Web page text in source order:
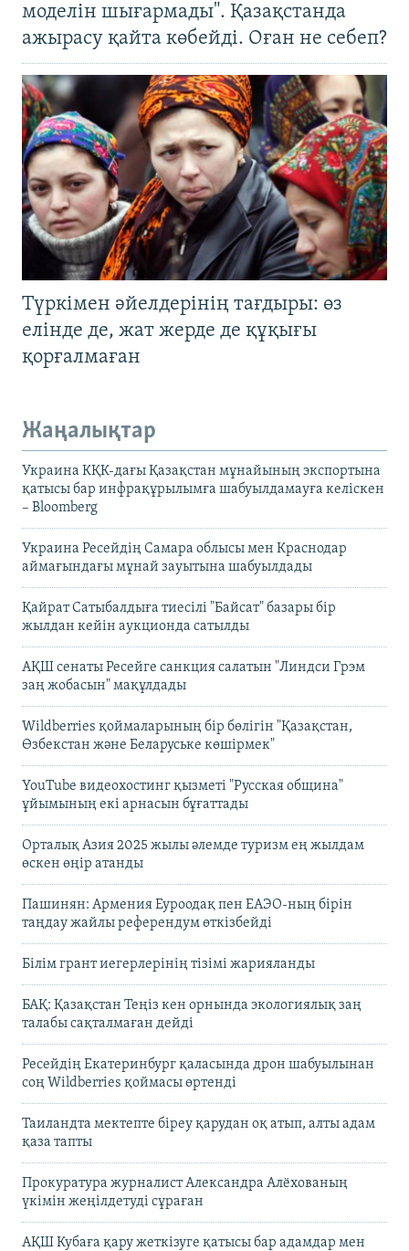
моделін шығармады". Қазақстанда
ажырасу қайта көбейді. Оған не себеп?
Түркімен әйелдерінің тағдыры: өз
елінде де, жат жерде де құқығы
қорғалмаған
Жаңалықтар
Украина КҚК-дағы Қазақстан мұнайының экспортына
қатысы бар инфрақұрылымға шабуылдамауға келіскен
– Bloomberg
Украина Ресейдің Самара облысы мен Краснодар
аймағындағы мұнай зауытына шабуылдады
Қайрат Сатыбалдыға тиесілі "Байсат" базары бір
жылдан кейін аукционда сатылды
АҚШ сенаты Ресейге санкция салатын "Линдси Грэм
заң жобасын" мақұлдады
Wildberries қоймаларының бір бөлігін "Қазақстан,
Өзбекстан және Беларуське көшірмек"
YouTube видеохостинг қызметі "Русская община"
ұйымының екі арнасын бұғаттады
Орталық Азия 2025 жылы әлемде туризм ең жылдам
өскен өңір атанды
Пашинян: Армения Еуроодақ пен ЕАЭО-ның бірін
таңдау жайлы референдум өткізбейді
Білім грант иегерлерінің тізімі жарияланды
БАҚ: Қазақстан Теңіз кен орнында экологиялық заң
талабы сақталмаған дейді
Ресейдің Екатеринбург қаласында дрон шабуылынан
соң Wildberries қоймасы өртенді
Таиландта мектепте біреу қарудан оқ атып, алты адам
қаза тапты
Прокуратура журналист Александра Алёхованың
үкімін жеңілдетуді сұраған
АҚШ Кубаға қару жеткізуге қатысы бар адамдар мен